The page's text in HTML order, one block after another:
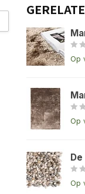
Op
Op
Op